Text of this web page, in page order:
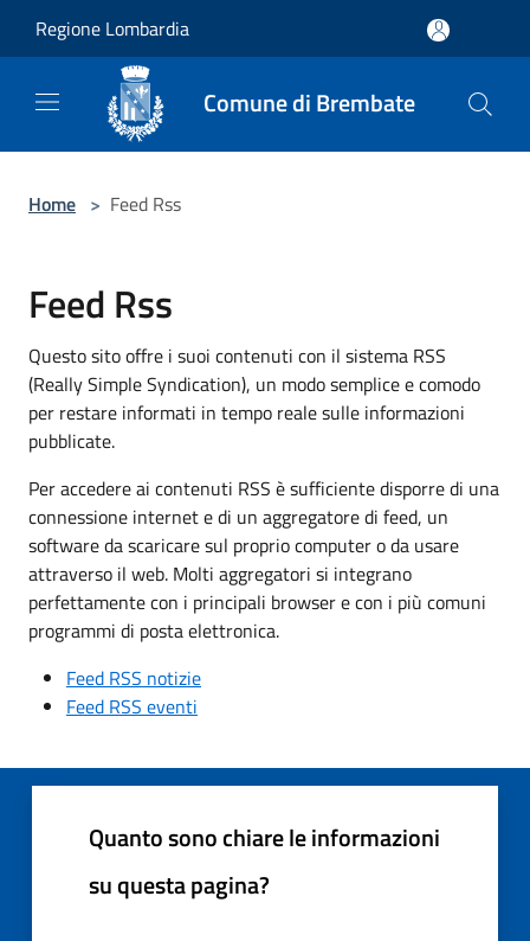
Regione Lombardia
Comune di Brembate
Home > Feed Rss
Feed Rss
Questo sito offre i suoi contenuti con il sistema RSS
(Really Simple Syndication), un modo semplice e comodo
per restare informati in tempo reale sulle informazioni
pubblicate.
Per accedere ai contenuti RSS è sufficiente disporre di una
connessione internet e di un aggregatore di feed, un
software da scaricare sul proprio computer o da usare
attraverso il web. Molti aggregatori si integrano
perfettamente con i principali browser e con i più comuni
programmi di posta elettronica.
Feed RSS notizie
Feed RSS eventi
Quanto sono chiare le informazioni
su questa pagina?